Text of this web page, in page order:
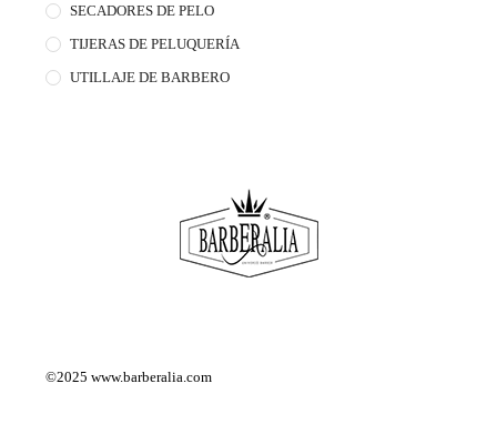
SECADORES DE PELO
TIJERAS DE PELUQUERÍA
UTILLAJE DE BARBERO
©2025www.barberalia.com